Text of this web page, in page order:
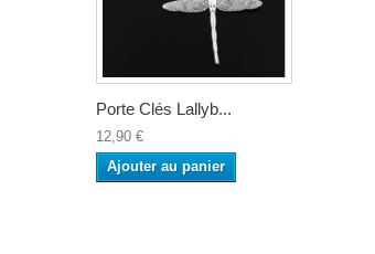
Porte Clés Lallyb...
12,90 €
Ajouter au panier